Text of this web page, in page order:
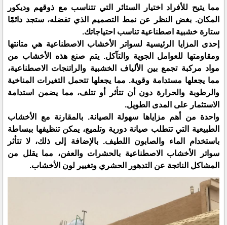
مما يتيح للأفراد اختيار الستائر التي تتناسب مع ذوقهم وديكور
المكان. بغض النظر عن نمط التصميم الذي تفضله، ستجد دائمًا
ستارة خشبية اصطناعية تناسب احتياجاتك.
إحدى المزايا الرئيسية لسواتر الأخشاب الاصطناعية هي متانتها
ومقاومتها للعوامل الجوية والتآكل. يتم صنع هذه الأخشاب من
مواد مركبة تجمع بين الألياف الخشبية والراتنجات الاصطناعية،
مما يجعلها مستدامة وقوية. مما يجعلها تتحمل التغيرات المناخية
والرطوبة والحرارة دون أن تتأثر أو تتلف، مما يضمن استدامة
الاستثمار على المدى الطويل.
واحدة من أهم مزاياها سهولة الصيانة. بالمقارنة مع الأخشاب
الطبيعية التي تتطلب صيانة دورية وتلميع، يمكن تنظيفها ببساطة
باستخدام الماء والصابون اللطيف. بالإضافة إلى ذلك، لا تتأثر
سواتر الأخشاب الاصطناعية بالحشرات والعفن، مما يقلل من
المشاكل الناتجة عن التدهور الحشري وتغيير لون الأخشاب.